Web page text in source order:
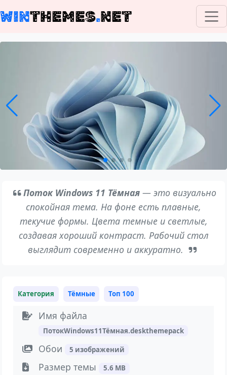
WINTHEMES.NET
Поток Windows 11 Тёмная— это визуально
спокойная тема. На фоне есть плавные,
текучие формы. Цвета темные и светлые,
создавая хороший контраст. Рабочий стол
выглядит современно и аккуратно.
Категория Тёмные Топ 100
Имя файла
ПотокWindows11Тёмная.deskthemepack
Обои 5 изображений
Размер темы 5.6 MB